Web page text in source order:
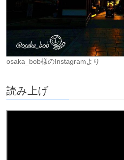
osaka_bob様のInstagramより
読み上げ